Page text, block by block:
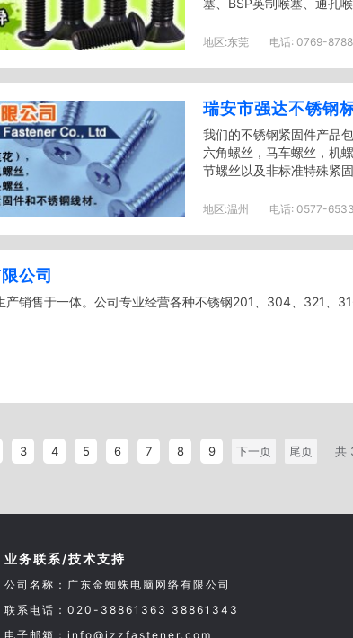
塞、BSP英制喉塞、通孔
地区:东莞 电话: 0769-
瑞安市强达不锈钢
我们的不锈钢紧固件产品
六角螺丝，马车螺丝，机
节螺丝以及非标准特殊紧
地区:温州 电话: 0577-
公司
产销售于一体。公司专业经营各种不锈钢201、304、321、
3 4 5 6 7 8 9 下一页 尾页 共
业务联系/技术支持
公司名称：广东金蜘蛛电脑网络有限公司
联系电话：020-38861363 38861343
电子邮箱：info@jzzfastener.com